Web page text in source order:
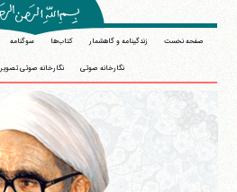
صفحه نخست زندگینامه و گاهشمار کتاب‌ها سوگنامه
نگارخانه صوتی نگارخانه صوتی